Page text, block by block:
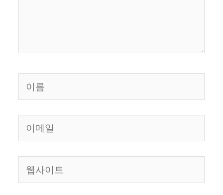
이
름
이
메
일
웹
사